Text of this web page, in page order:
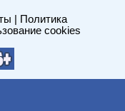
Политика
cookies